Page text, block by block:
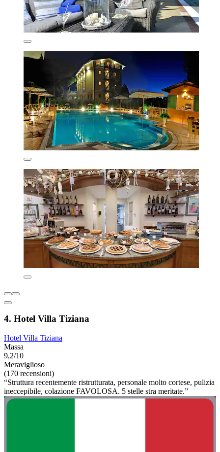
4. Hotel Villa Tiziana
Hotel Villa Tiziana
Massa
9,2/10
Meraviglioso
(170 recensioni)
“Struttura recentemente ristrutturata, personale molto cortese, pulizia
ineccepibile, colazione FAVOLOSA. 5 stelle stra meritate.”